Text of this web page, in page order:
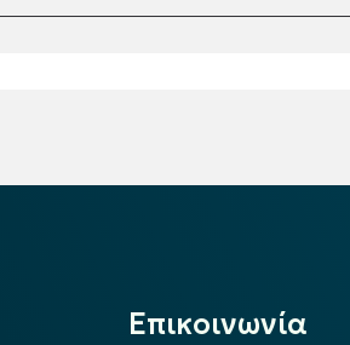
Επικοινωνία